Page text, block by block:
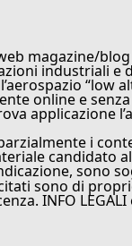
magazine/
industriali e
“low
online e
applicazione
i
candidato
sono
sono di
INFO LEGALI